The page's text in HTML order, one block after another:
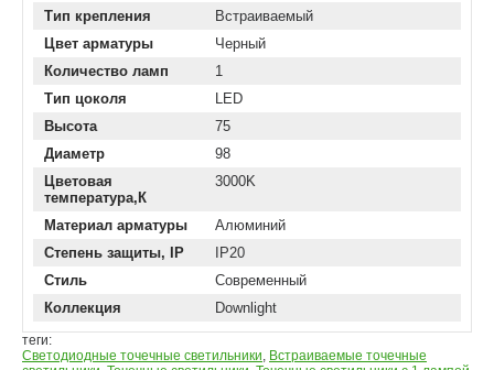
Тип крепления
Встраиваемый
Цвет арматуры
Черный
Количество ламп
1
Тип цоколя
LED
Высота
75
Диаметр
98
Цветовая
температура,К
3000K
Материал арматуры
Алюминий
Степень защиты, IP
IP20
Стиль
Современный
Коллекция
Downlight
теги:
Светодиодные точечные светильники, Встраиваемые точечные